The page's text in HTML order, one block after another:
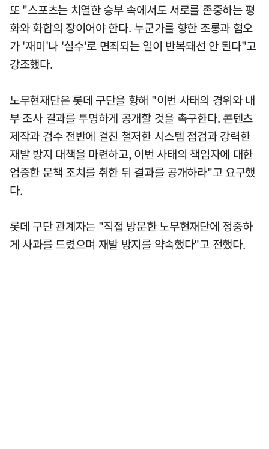
또 "스포츠는 치열한 승부 속에서도 서로를 존중하는 평
화와 화합의 장이어야 한다. 누군가를 향한 조롱과 혐오
가 '재미'나 '실수'로 면죄되는 일이 반복돼선 안 된다"고
강조했다.
노무현재단은 롯데 구단을 향해 "이번 사태의 경위와 내
부 조사 결과를 투명하게 공개할 것을 촉구한다. 콘텐츠
제작과 검수 전반에 걸친 철저한 시스템 점검과 강력한
재발 방지 대책을 마련하고, 이번 사태의 책임자에 대한
엄중한 문책 조치를 취한 뒤 결과를 공개하라"고 요구했
다.
롯데 구단 관계자는 "직접 방문한 노무현재단에 정중하
게 사과를 드렸으며 재발 방지를 약속했다"고 전했다.